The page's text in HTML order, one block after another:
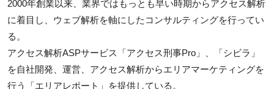
2000年創業以来、業界ではもっとも早い時期からアクセス解析
に着目し、ウェブ解析を軸にしたコンサルティングを行ってい
る。
アクセス解析ASPサービス「アクセス刑事Pro」、「シビラ」
を自社開発、運営、アクセス解析からエリアマーケティングを
行う「エリアレポート」を提供している。